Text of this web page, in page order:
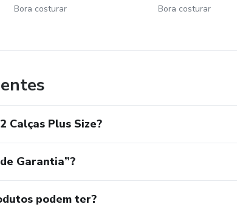
Bora costurar Bora costurar
Calças Plus Size?
Garantia”?
podem ter?